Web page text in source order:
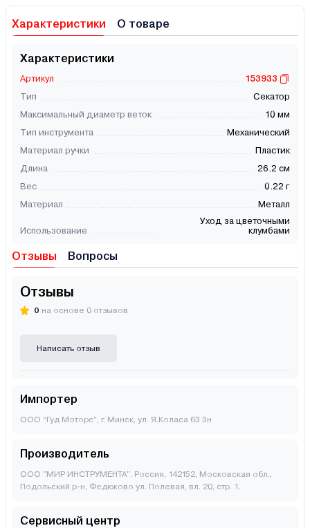
Характеристики О товаре
Характеристики
Артикул
153933
Тип
Секатор
Максимальный диаметр веток
10 мм
Тип инструмента
Механический
Материал ручки
Пластик
Длина
26.2 см
Вес
0.22 г
Материал
Металл
Использование
Уход за цветочными
клумбами
Отзывы Вопросы
Отзывы
0 на основе 0 отзывов
Написать отзыв
Импортер
ООО “Гуд Моторс”, г. Минск, ул. Я.Коласа 63 3н
Производитель
ООО "МИР ИНСТРУМЕНТА". Россия, 142152, Московская обл.,
Подольский р-н, Федюково ул. Полевая, вл. 20, стр. 1.
Сервисный центр